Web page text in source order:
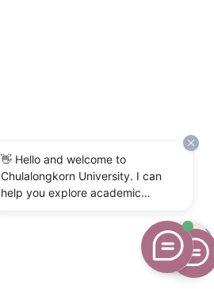
👋 Hello and welcome to
Chulalongkorn University. I can
help you explore academic